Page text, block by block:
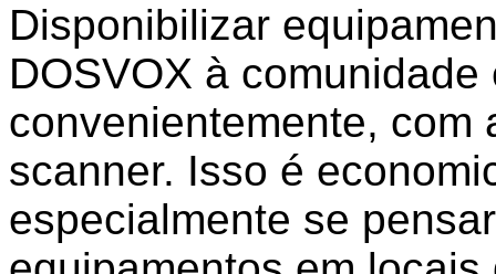
Disponibilizar
DOSVOX à
convenientemente, com
scanner. Isso é
especialmente se